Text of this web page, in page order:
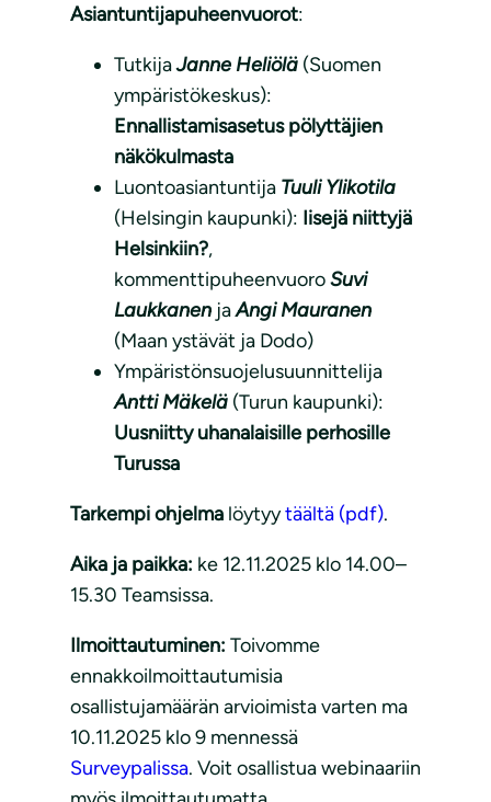
Asiantuntijapuheenvuorot:
TutkijaJanne Heliölä (Suomen
ympäristökeskus):
Ennallistamisasetus pölyttäjien
näkökulmasta
Luontoasiantuntija Tuuli Ylikotila
(Helsingin kaupunki): Iisejä niittyjä
Helsinkiin?,
kommenttipuheenvuoroSuvi
Laukkanen jaAngi Mauranen
(Maan ystävät ja Dodo)
Ympäristönsuojelusuunnittelija
Antti Mäkelä (Turun kaupunki):
Uusniitty uhanalaisille perhosille
Turussa
Tarkempi ohjelma löytyytäältä (pdf).
Aika ja paikka: ke 12.11.2025 klo 14.00–
15.30 Teamsissa.
Ilmoittautuminen: Toivomme
ennakkoilmoittautumisia
osallistujamäärän arvioimista varten ma
10.11.2025 klo 9 mennessä
Surveypalissa. Voit osallistua webinaariin